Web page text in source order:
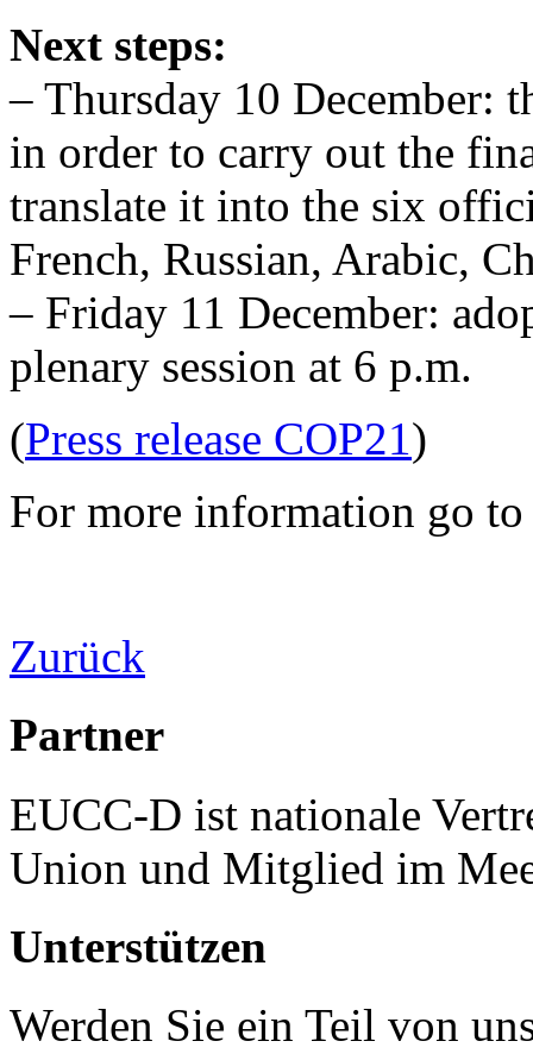
Next steps:
– Thursday 10 December:
in order to carry out the
translate it into the six
French, Russian, Arabic,
– Friday 11 December:
plenary session at 6 p.m.
(Press release COP21)
For more information go
Zurück
Partner
EUCC-D ist nationale
Union und Mitglied im
Unterstützen
Werden Sie ein Teil von